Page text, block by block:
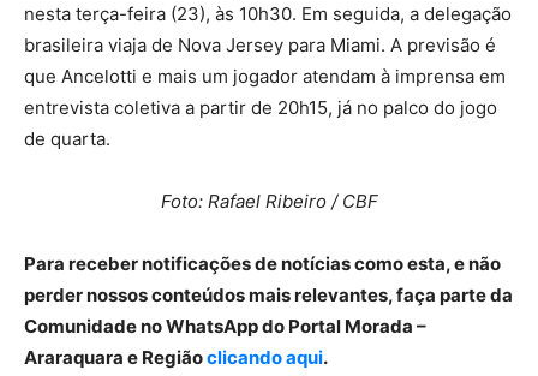
nesta terça-feira (23), às 10h30. Em seguida, a delegação
brasileira viaja de Nova Jersey para Miami. A previsão é
que Ancelotti e mais um jogador atendam à imprensa em
entrevista coletiva a partir de 20h15, já no palco do jogo
de quarta.
Foto: Rafael Ribeiro / CBF
Para receber notificações de notícias como esta, e não
perder nossos conteúdos mais relevantes, faça parte da
Comunidade no WhatsApp do Portal Morada –
Araraquara e Regiãoclicando aqui.